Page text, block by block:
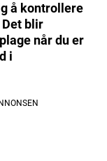
å kontrollere
blir
når du er
i